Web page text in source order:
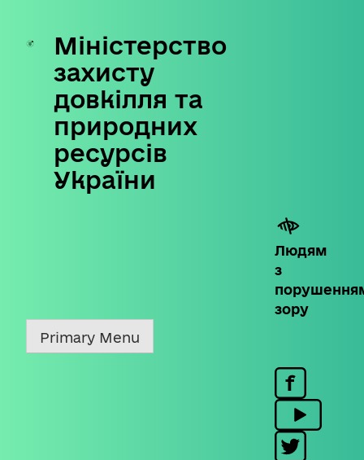
Skip
content
Міністерство
захисту
довкілля та
природних
ресурсів
України
Людям
з
зору
Primary Menu